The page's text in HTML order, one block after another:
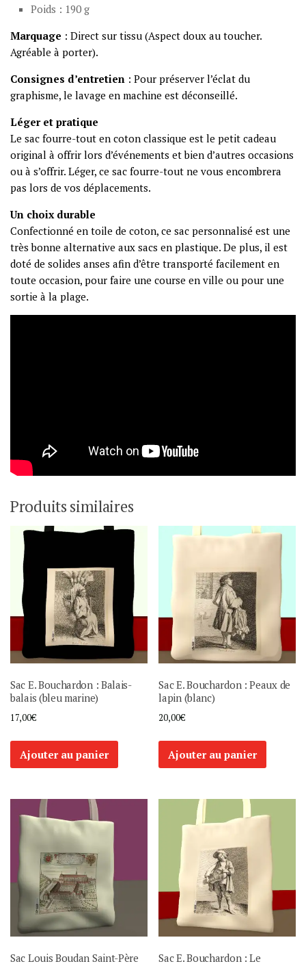
Poids : 190 g
Marquage : Direct sur tissu (Aspect doux au toucher.
Agréable à porter).
Consignes d’entretien : Pour préserver l’éclat du
graphisme, le lavage en machine est déconseillé.
Léger et pratique
Le sac fourre-tout en coton classique est le petit cadeau
original à offrir lors d’événements et bien d’autres occasions
ou à s’offrir. Léger, ce sac fourre-tout ne vous encombrera
pas lors de vos déplacements.
Un choix durable
Confectionné en toile de coton, ce sac personnalisé est une
très bonne alternative aux sacs en plastique. De plus, il est
doté de solides anses afin d’être transporté facilement en
toute occasion, pour faire une course en ville ou pour une
sortie à la plage.
Produits similaires
Sac E. Bouchardon : Balais-
balais (bleu marine)
17,00€
Ajouter au panier
Sac E. Bouchardon : Peaux de
lapin (blanc)
20,00€
Ajouter au panier
Sac Louis Boudan Saint-Père
Sac E. Bouchardon : Le